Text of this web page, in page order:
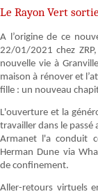
Le Rayon Vert
A l’origine de ce
22/01/2021 chez
nouvelle vie à
maison à rénover et
fille : un nouveau
L'ouverture et la
travailler dans le passé
Armanet l'a conduit
Herman Dune via
de confinement.
Aller-retours virtuels